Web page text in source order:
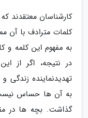
کارشناسان معتقدند
کلمات مترادف با
به مفهوم این کلمه و
در نتیجه، اگر از
تهدیدنماینده
به آن ها حساس نیست
گذاشت. بچه ها در